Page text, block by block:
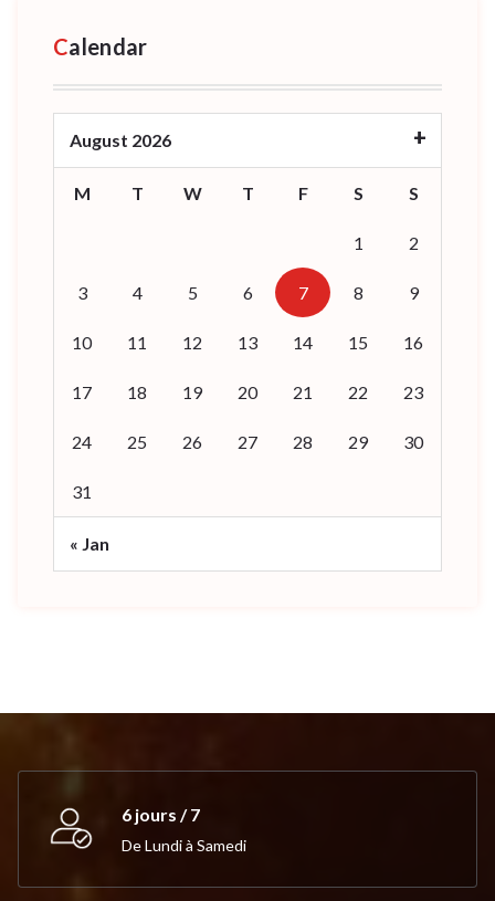
Calendar
August 2026
M T W T F S S
1 2
3 4 5 6 7 8 9
10 11 12 13 14 15 16
17 18 19 20 21 22 23
24 25 26 27 28 29 30
31
« Jan
6 jours / 7
De Lundi à Samedi